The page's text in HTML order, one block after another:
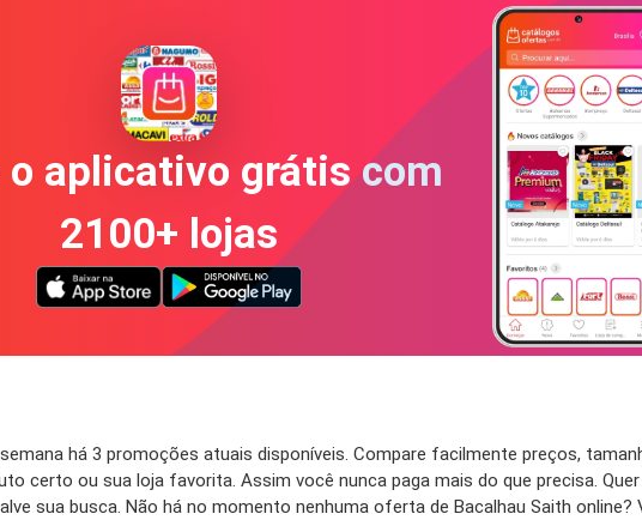
o aplicativo grátis com
2100+ lojas
há 3 promoções atuais disponíveis. Compare facilmente preços,
certo ou sua loja favorita. Assim você nunca paga mais do que precisa.
sua busca. Não há no momento nenhuma oferta de Bacalhau Saith